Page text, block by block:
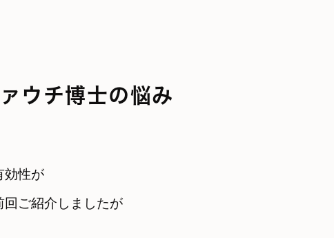
ウチ博士の悩み
効性が
回ご紹介しましたが